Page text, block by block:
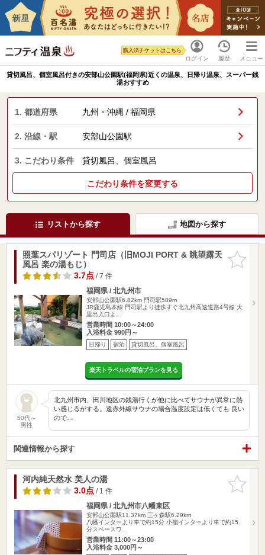
ログイン
購入済チケットはこちら
履歴 メニュー
貸切風呂、個室風呂付きの安部山公園駅(福岡県)近くの温泉、日帰り温泉、スーパー銭
湯おすすめ
1. 都道府県 九州・沖縄 / 福岡県
2. 沿線・駅 安部山公園駅
3. こだわり条件 貸切風呂、個室風呂
こだわり条件を変更する
リストから探す 地図から探す
お気に入
りに追加
照葉スパリゾート 門司店（旧MOJI PORT & 眺望露天
風呂 楽の湯もじ）
3.7点/ 7 件
福岡県 / 北九州市
安部山公園駅6.82km 門司駅589m
JR鹿児島本線 門司駅より徒歩すぐ北九州高速道路4号線 大
里出入口よ…
営業時間 10:00～24:00
入浴料金 990円～
日帰り 宿泊 貸切風呂、個室風呂
楽天トラベルの宿泊プランを見る
50代～
男性
北九州市内、田川地区の銭湯行くが他に比べてサウナが異常に熱
い感じるがする。遠赤外線サウナの場合温度設定は低くても 良い
ので…
関連情報から探す
お気に入
りに追加
河内純天然水 美人の湯
3.0点/ 1 件
福岡県 / 北九州市八幡東区
安部山公園駅11.37km 三ヶ森駅6.29km
八幡インターより車で約15分 小嶺インターより車で約15
分スペースワ…
営業時間 11:00～23:00
入浴料金 3,000円～